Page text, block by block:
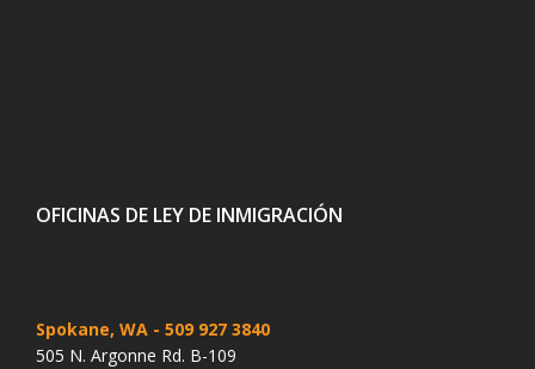
OFICINAS DE LEY DE INMIGRACIÓN
Spokane, WA - 509 927 3840
505 N. Argonne Rd. B-109